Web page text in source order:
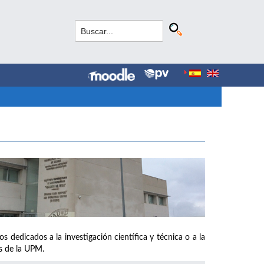
dedicados a la investigación científica y técnica o a la
de la UPM.